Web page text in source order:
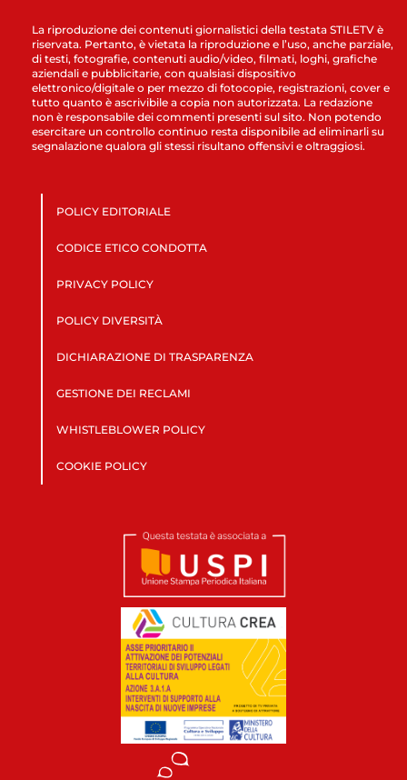
La riproduzione dei contenuti giornalistici della testata STILETV è
riservata. Pertanto, è vietata la riproduzione e l’uso, anche parziale,
di testi, fotografie, contenuti audio/video, filmati, loghi, grafiche
aziendali e pubblicitarie, con qualsiasi dispositivo
elettronico/digitale o per mezzo di fotocopie, registrazioni, cover e
tutto quanto è ascrivibile a copia non autorizzata. La redazione
non è responsabile dei commenti presenti sul sito. Non potendo
esercitare un controllo continuo resta disponibile ad eliminarli su
segnalazione qualora gli stessi risultano offensivi e oltraggiosi.
POLICY EDITORIALE
CODICE ETICO CONDOTTA
PRIVACY POLICY
POLICY DIVERSITÀ
DICHIARAZIONE DI TRASPARENZA
GESTIONE DEI RECLAMI
WHISTLEBLOWER POLICY
COOKIE POLICY